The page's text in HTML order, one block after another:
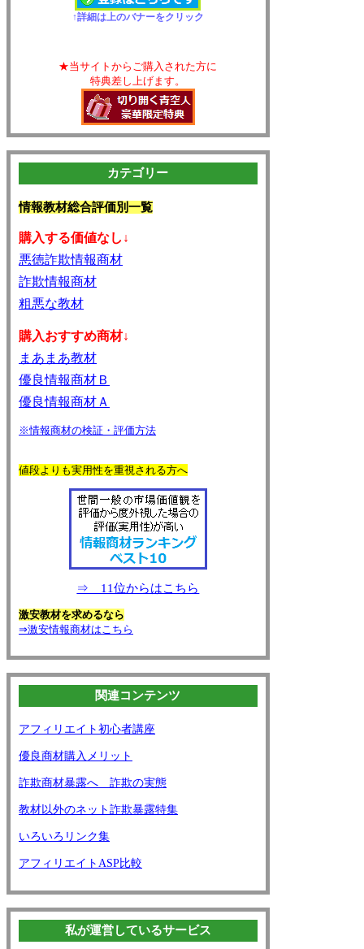
↑詳細は上のバナーをクリック
★当サイトからご購入された方に
特典差し上げます。
カテゴリー
情報教材総合評価別一覧
購入する価値なし↓
悪徳詐欺情報商材
詐欺情報商材
粗悪な教材
購入おすすめ商材↓
まあまあ教材
優良情報商材Ｂ
優良情報商材Ａ
※情報商材の検証・評価方法
値段よりも実用性を重視される方へ
⇒ 11位からはこちら
激安教材を求めるなら
⇒激安情報商材はこちら
関連コンテンツ
アフィリエイト初心者講座
優良商材購入メリット
詐欺商材暴露へ 詐欺の実態
教材以外のネット詐欺暴露特集
いろいろリンク集
アフィリエイトASP比較
私が運営しているサービス